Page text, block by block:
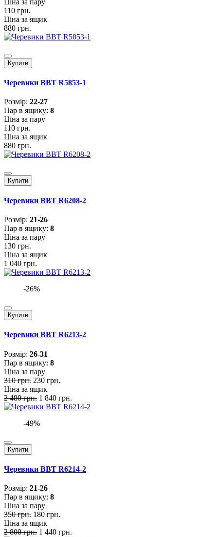
Ціна за пару
110 грн.
Ціна за ящик
880 грн.
Купити
Черевики BBT R5853-1
Розмiр: 22-27
Пар в ящику: 8
Ціна за пару
110 грн.
Ціна за ящик
880 грн.
Купити
Черевики BBT R6208-2
Розмiр: 21-26
Пар в ящику: 8
Ціна за пару
130 грн.
Ціна за ящик
1 040 грн.
-26%
Купити
Черевики BBT R6213-2
Розмiр: 26-31
Пар в ящику: 8
Ціна за пару
310 грн. 230 грн.
Ціна за ящик
2 480 грн. 1 840 грн.
-49%
Купити
Черевики BBT R6214-2
Розмiр: 21-26
Пар в ящику: 8
Ціна за пару
350 грн. 180 грн.
Ціна за ящик
2 800 грн. 1 440 грн.